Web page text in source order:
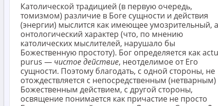
Католической традицией (в первую очередь,
томизмом) различие в Боге сущности и действия
(энергии) мыслится как имеющее умозрительный,
онтологический характер (что, по мнению
католических мыслителей, нарушало бы
Божественную простоту). Бог определяется как
purus — чистое действие, неотделимое от Его
сущности. Поэтому благодать, с одной стороны, не
отождествляется с непосредственным (нетварным)
Божественным действием, с другой стороны,
освящение понимается как причастие не просто